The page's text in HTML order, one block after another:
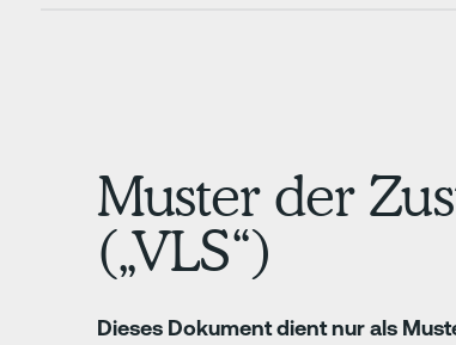
Muster der
(„VLS“)
Dieses Dokument dient nur als